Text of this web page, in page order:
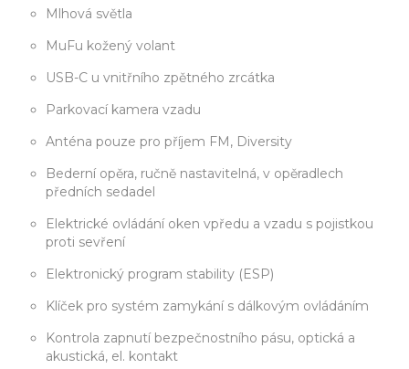
Mlhová světla
MuFu kožený volant
USB-C u vnitřního zpětného zrcátka
Parkovací kamera vzadu
Anténa pouze pro příjem FM, Diversity
Bederní opěra, ručně nastavitelná, v opěradlech
předních sedadel
Elektrické ovládání oken vpředu a vzadu s pojistkou
proti sevření
Elektronický program stability (ESP)
Klíček pro systém zamykání s dálkovým ovládáním
Kontrola zapnutí bezpečnostního pásu, optická a
akustická, el. kontakt